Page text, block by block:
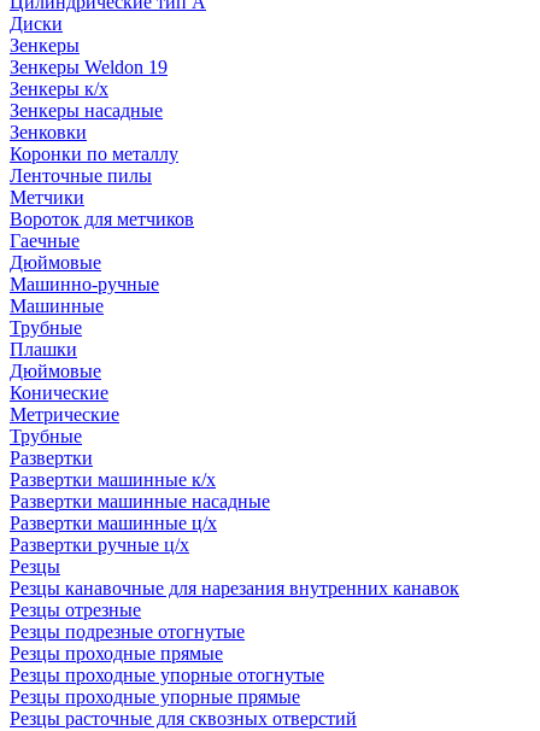
Диски
Зенкеры
Зенкеры Weldon 19
Зенкеры к/х
Зенкеры насадные
Зенковки
Коронки по металлу
Ленточные пилы
Метчики
Вороток для метчиков
Гаечные
Дюймовые
Машинно-ручные
Машинные
Трубные
Плашки
Дюймовые
Конические
Метрические
Трубные
Развертки
Развертки машинные к/х
Развертки машинные насадные
Развертки машинные ц/х
Развертки ручные ц/х
Резцы
Резцы канавочные для нарезания внутренних канавок
Резцы отрезные
Резцы подрезные отогнутые
Резцы проходные прямые
Резцы проходные упорные отогнутые
Резцы проходные упорные прямые
Резцы расточные для сквозных отверстий